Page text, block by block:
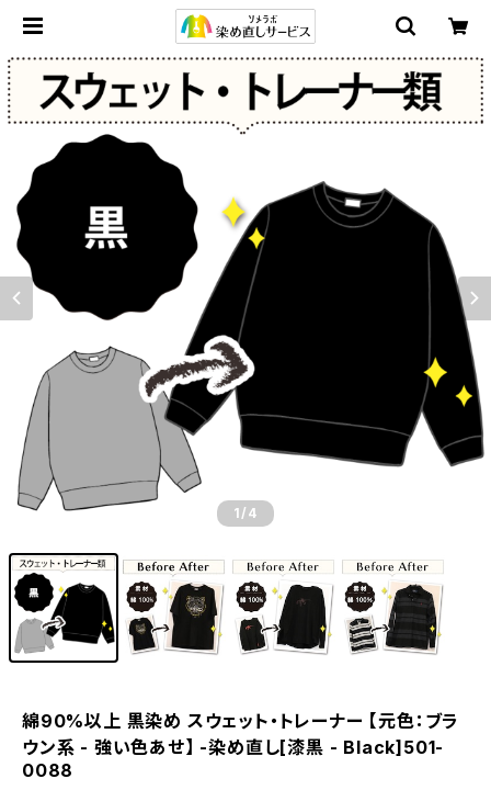
1 /4
綿90%以上 黒染め スウェット・トレーナー 【元色：ブラ
ウン系 - 強い色あせ】 -染め直し[漆黒 - Black]501-
0088